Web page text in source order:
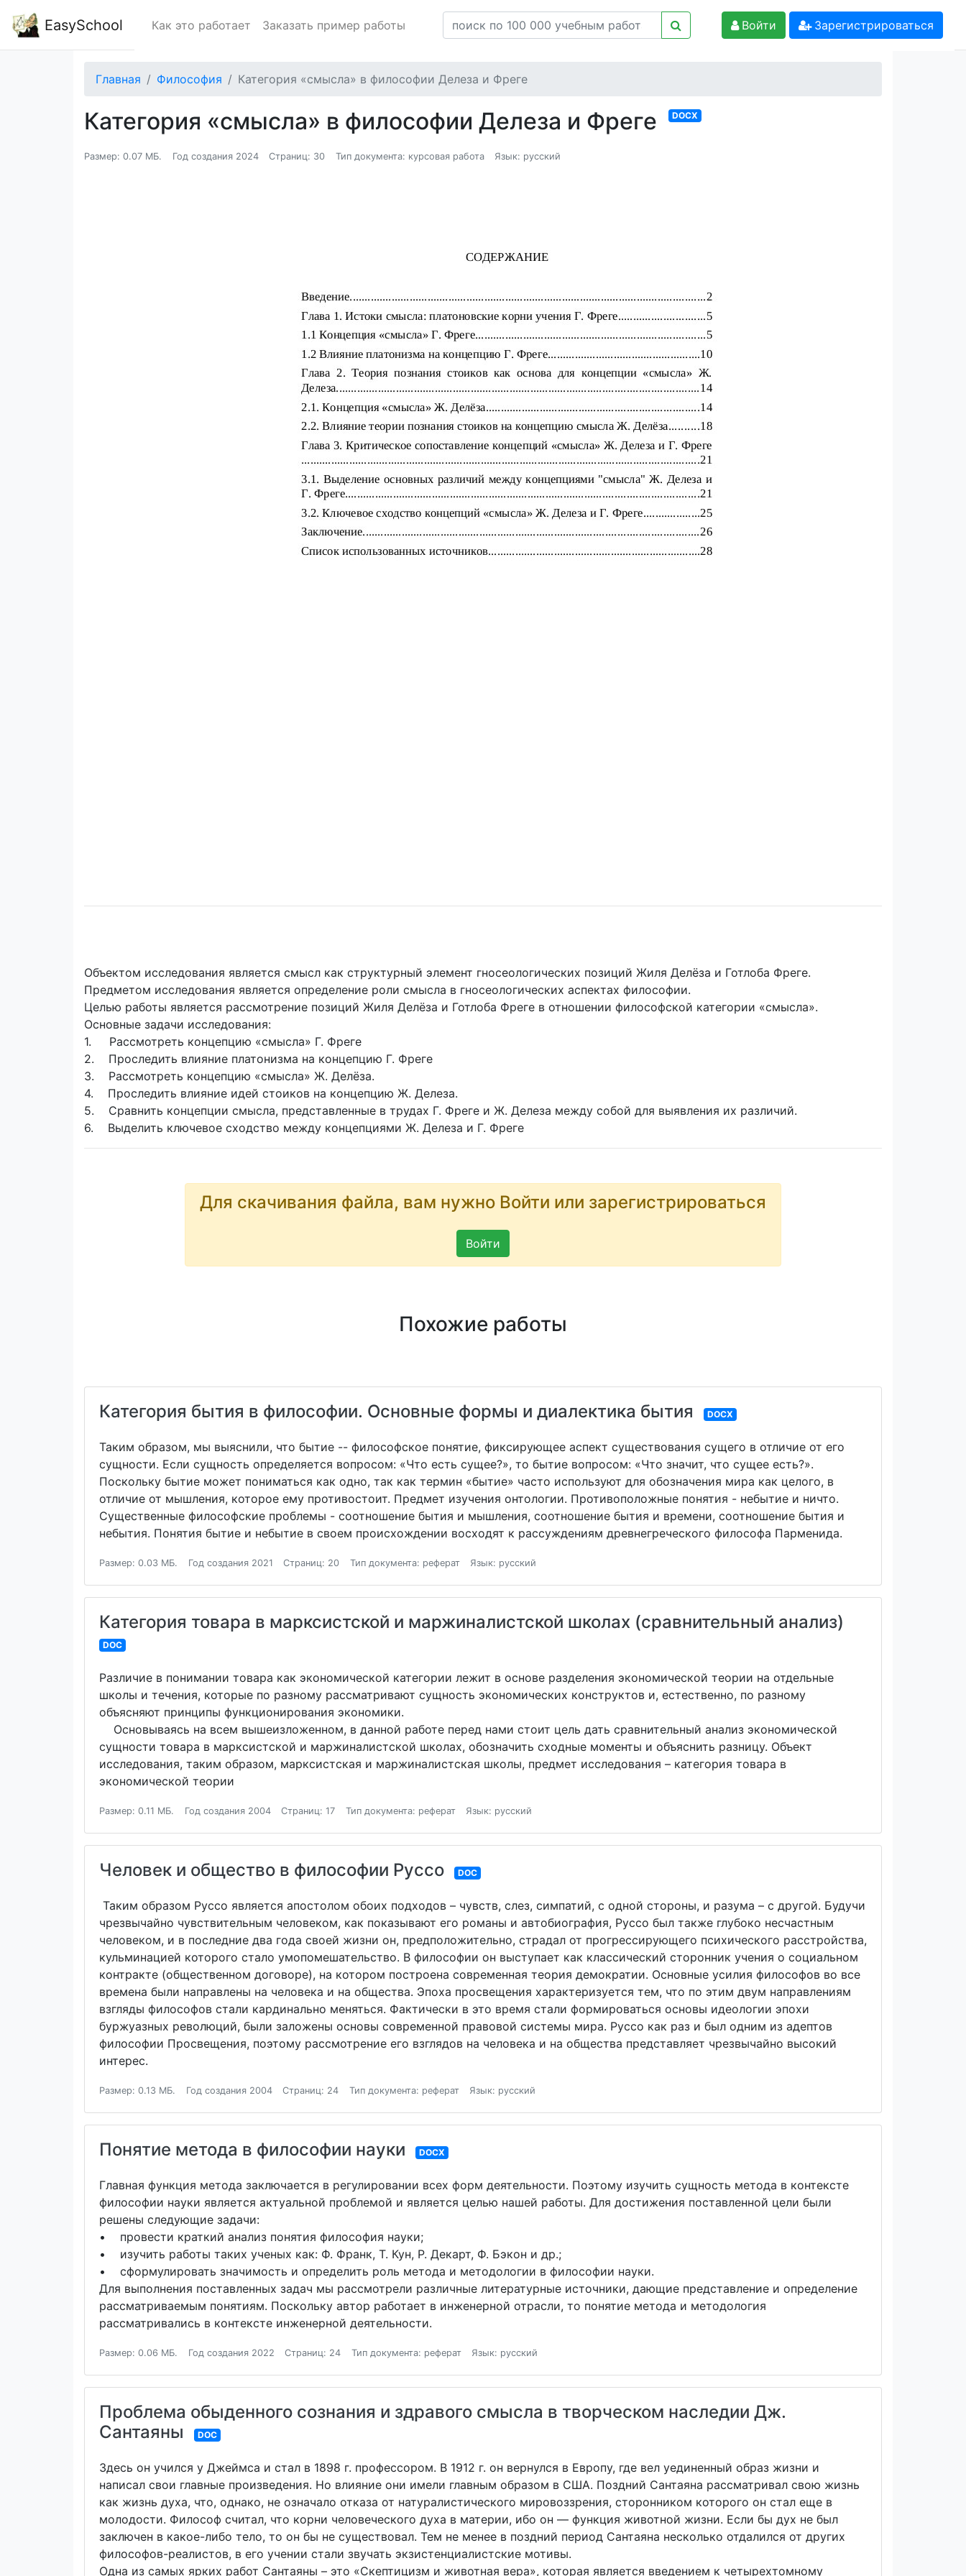
EasySchool Как это работает Заказать пример работы Войти Зарегистрироваться
Главная Философия Категория «смысла» в философии Делеза и Фреге
Категория «смысла» в философии Делеза и Фреге DOCX
Размер: 0.07 МБ. Год создания 2024 Страниц: 30 Тип документа: курсовая работа Язык: русский
Объектом исследования является смысл как структурный элемент гносеологических позиций Жиля Делёза и Готлоба Фреге.
Предметом исследования является определение роли смысла в гносеологических аспектах философии.
Целью работы является рассмотрение позиций Жиля Делёза и Готлоба Фреге в отношении философской категории «смысла».
Основные задачи исследования:
1. Рассмотреть концепцию «смысла» Г. Фреге
2. Проследить влияние платонизма на концепцию Г. Фреге
3. Рассмотреть концепцию «смысла» Ж. Делёза.
4. Проследить влияние идей стоиков на концепцию Ж. Делеза.
5. Сравнить концепции смысла, представленные в трудах Г. Фреге и Ж. Делеза между собой для выявления их различий.
6. Выделить ключевое сходство между концепциями Ж. Делеза и Г. Фреге
Для скачивания файла, вам нужно Войти или зарегистрироваться
Войти
Похожие работы
Категория бытия в философии. Основные формы и диалектика бытия DOCX
Таким образом, мы выяснили, что бытие -- философское понятие, фиксирующее аспект существования сущего в отличие от его
сущности. Если сущность определяется вопросом: «Что есть сущее?», то бытие вопросом: «Что значит, что сущее есть?».
Поскольку бытие может пониматься как одно, так как термин «бытие» часто используют для обозначения мира как целого, в
отличие от мышления, которое ему противостоит. Предмет изучения онтологии. Противоположные понятия - небытие и ничто.
Существенные философские проблемы - соотношение бытия и мышления, соотношение бытия и времени, соотношение бытия и
небытия. Понятия бытие и небытие в своем происхождении восходят к рассуждениям древнегреческого философа Парменида.
Размер: 0.03 МБ. Год создания 2021 Страниц: 20 Тип документа: реферат Язык: русский
Категория товара в марксистской и маржиналистской школах (сравнительный анализ)
DOC
Различие в понимании товара как экономической категории лежит в основе разделения экономической теории на отдельные
школы и течения, которые по разному рассматривают сущность экономических конструктов и, естественно, по разному
объясняют принципы функционирования экономики.
Основываясь на всем вышеизложенном, в данной работе перед нами стоит цель дать сравнительный анализ экономической
сущности товара в марксистской и маржиналистской школах, обозначить сходные моменты и объяснить разницу. Объект
исследования, таким образом, марксистская и маржиналистская школы, предмет исследования – категория товара в
экономической теории
Размер: 0.11 МБ. Год создания 2004 Страниц: 17 Тип документа: реферат Язык: русский
Человек и общеcтво в философии Руссо DOC
Таким образом Руссо является апостолом обоих подходов – чувств, слез, симпатий, с одной стороны, и разума – с другой. Будучи
чрезвычайно чувствительным человеком, как показывают его романы и автобиография, Руссо был также глубоко несчастным
человеком, и в последние два года своей жизни он, предположительно, страдал от прогрессирующего психического расстройства,
кульминацией которого стало умопомешательство. В философии он выступает как классический сторонник учения о социальном
контракте (общественном договоре), на котором построена современная теория демократии. Основные усилия философов во все
времена были направлены на человека и на общества. Эпоха просвещения характеризуется тем, что по этим двум направлениям
взгляды философов стали кардинально меняться. Фактически в это время стали формироваться основы идеологии эпохи
буржуазных революций, были заложены основы современной правовой системы мира. Руссо как раз и был одним из адептов
философии Просвещения, поэтому рассмотрение его взглядов на человека и на общества представляет чрезвычайно высокий
интерес.
Размер: 0.13 МБ. Год создания 2004 Страниц: 24 Тип документа: реферат Язык: русский
Понятие метода в философии науки DOCX
Главная функция метода заключается в регулировании всех форм деятельности. Поэтому изучить сущность метода в контексте
философии науки является актуальной проблемой и является целью нашей работы. Для достижения поставленной цели были
решены следующие задачи:
• провести краткий анализ понятия философия науки;
• изучить работы таких ученых как: Ф. Франк, Т. Кун, Р. Декарт, Ф. Бэкон и др.;
• сформулировать значимость и определить роль метода и методологии в философии науки.
Для выполнения поставленных задач мы рассмотрели различные литературные источники, дающие представление и определение
рассматриваемым понятиям. Поскольку автор работает в инженерной отрасли, то понятие метода и методология
рассматривались в контексте инженерной деятельности.
Размер: 0.06 МБ. Год создания 2022 Страниц: 24 Тип документа: реферат Язык: русский
Проблема обыденного сознания и здравого смысла в творческом наследии Дж.
Сантаяны
DOC
Здесь он учился у Джеймса и стал в 1898 г. профессором. В 1912 г. он вернулся в Европу, где вел уединенный образ жизни и
написал свои главные произведения. Но влияние они имели главным образом в США. Поздний Сантаяна рассматривал свою жизнь
как жизнь духа, что, однако, не означало отказа от натуралистического мировоззрения, сторонником которого он стал еще в
молодости. Философ считал, что корни человеческого духа в материи, ибо он — функция животной жизни. Если бы дух не был
заключен в какое-либо тело, то он бы не существовал. Тем не менее в поздний период Сантаяна несколько отдалился от других
философов-реалистов, в его учении стали звучать экзистенциалистские мотивы.
Одна из самых ярких работ Сантаяны – это «Скептицизм и животная вера», которая является введением к четырехтомному